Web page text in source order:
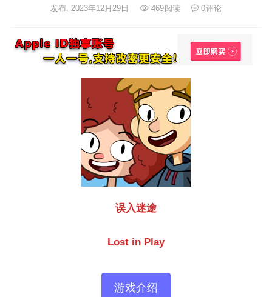
发布: 2023年12月29日 469阅读 0评论
误入迷途
Lost in Play
游戏介绍